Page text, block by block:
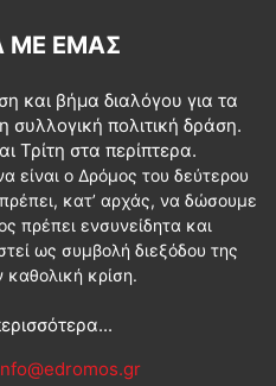
ΜΕ ΕΜΆΣ
και βήμα διαλόγου για τα
συλλογική πολιτική δράση.
Τρίτη στα περίπτερα.
είναι ο Δρόμος του δεύτερου
κατ’ αρχάς, να δώσουμε
πρέπει ενσυνείδητα και
ως συμβολή διεξόδου της
κρίση.